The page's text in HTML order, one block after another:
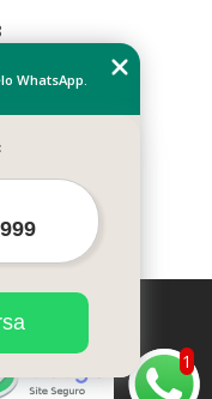
direitos autorais.
1
WhatsApp.